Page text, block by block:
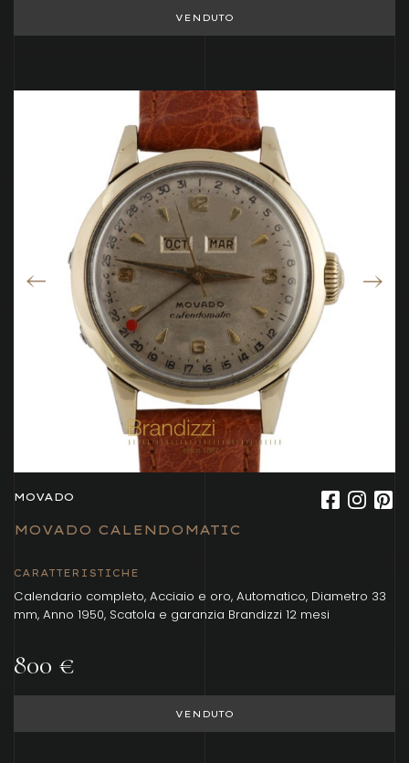
VENDUTO
MOVADO
MOVADO CALENDOMATIC
CARATTERISTICHE
Calendario completo, Acciaio e oro, Automatico, Diametro 33
mm, Anno 1950, Scatola e garanzia Brandizzi 12 mesi
800 €
VENDUTO